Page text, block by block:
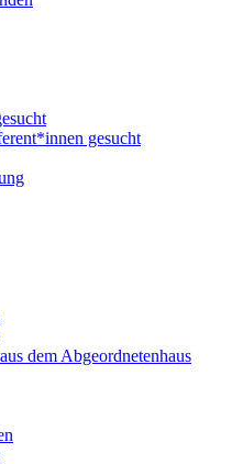
gesucht
dem Abgeordnetenhaus